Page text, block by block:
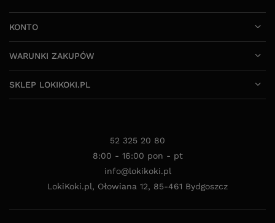
KONTO
WARUNKI ZAKUPÓW
SKLEP LOKIKOKI.PL
52 325 20 80
8:00 - 16:00 pon - pt
info@lokikoki.pl
LokiKoki.pl, Ołowiana 12, 85-461 Bydgoszcz